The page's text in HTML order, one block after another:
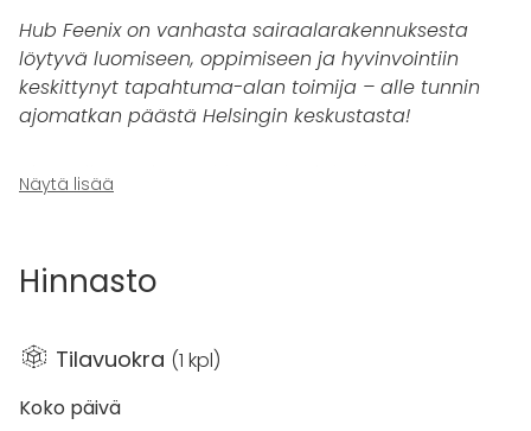
Hub Feenix on vanhasta sairaalarakennuksesta
löytyvä luomiseen, oppimiseen ja hyvinvointiin
keskittynyt tapahtuma-alan toimija – alle tunnin
ajomatkan päästä Helsingin keskustasta!
The Hall on Hub Feenixin suurin yksittäinen
tapahtumatila, joka soveltuu maksimissaan 120
jälkeen The Hall muuntuu tarvittaessa esim.
kokoustekniikka.
Hub Feenixin tapahtumatilat sijaitsevat keskellä
Näytä lisää
Hinnasto
Tilavuokra (1 kpl)
Koko päivä